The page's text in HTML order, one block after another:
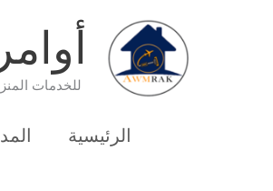
للخدمات
الرئيسية